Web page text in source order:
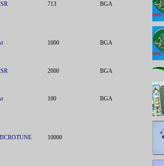
713 BGA
1000 BGA
2000 BGA
100 BGA
10000